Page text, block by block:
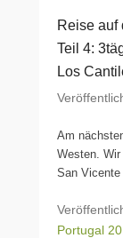
Reise auf
Teil 4:
Los
Am
Westen.
San Vicente
Portugal